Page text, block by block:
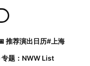
推荐演出日历#上海
专题：NWW List